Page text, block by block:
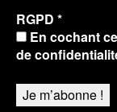
RGPD *
En cochant
de